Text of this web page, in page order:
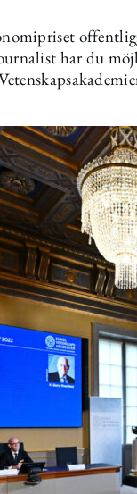
har du